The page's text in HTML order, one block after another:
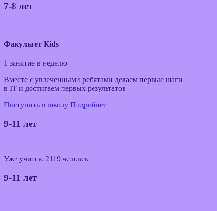
7-8 лет
Факультет Kids
1 занятие в неделю
Вместе с увлеченными ребятами делаем первые шаги
в IT и достигаем первых результатов
Поступить в школу Подробнее
9-11 лет
Уже учится: 2119 человек
9-11 лет